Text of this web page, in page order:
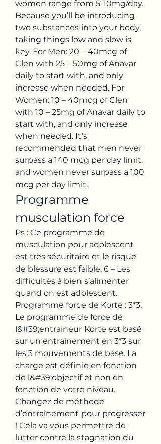
women range from 5-10mg/day.
Because you’ll be introducing
two substances into your body,
taking things low and slow is
key. For Men: 20 – 40mcg of
Clen with 25 – 50mg of Anavar
daily to start with, and only
increase when needed. For
Women: 10 – 40mcg of Clen
with 10 – 25mg of Anavar daily to
start with, and only increase
when needed. It’s
recommended that men never
surpass a 140 mcg per day limit,
and women never surpass a 100
mcg per day limit.
Programme
musculation force
Ps : Ce programme de
musculation pour adolescent
est très sécuritaire et le risque
de blessure est faible. 6 – Les
difficultés à bien s’alimenter
quand on est adolescent.
Programme force de Korte : 3*3.
Le programme de force de
l&#39;entraineur Korte est basé
sur un entrainement en 3*3 sur
les 3 mouvements de base. La
charge est définie en fonction
de l&#39;objectif et non en
fonction de votre niveau.
Changez de méthode
d’entraînement pour progresser
! Cela va vous permettre de
lutter contre la stagnation du